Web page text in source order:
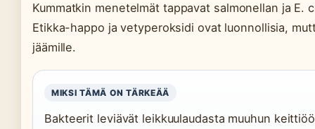
Kummatkin menetelmät tappavat salmonellan ja E.
Etikka-happo ja vetyperoksidi ovat luonnollisia,
jäämille.
MIKSI TÄMÄ ON TÄRKEÄÄ
Bakteerit leviävät leikkuulaudasta muuhun